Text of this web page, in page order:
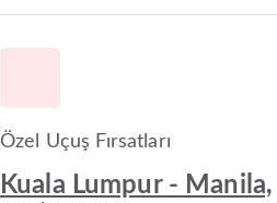
Özel Uçuş Fırsatları
Kuala Lumpur - Manila,